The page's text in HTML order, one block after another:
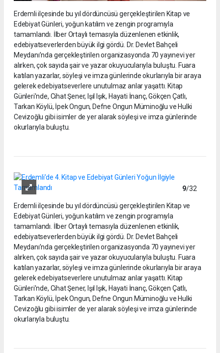
Erdemli ilçesinde bu yıl dördüncüsü gerçekleştirilen Kitap ve
Edebiyat Günleri, yoğun katılım ve zengin programıyla
tamamlandı. İlber Ortaylı temasıyla düzenlenen etkinlik,
edebiyatseverlerden büyük ilgi gördü. Dr. Devlet Bahçeli
Meydanı’nda gerçekleştirilen organizasyonda 70 yayınevi yer
alırken, çok sayıda şair ve yazar okuyucularıyla buluştu. Fuara
katılan yazarlar, söyleşi ve imza günlerinde okurlarıyla bir araya
gelerek edebiyatseverlere unutulmaz anlar yaşattı. Kitap
Günleri’nde, Cihat Şener, Işıl Işık, Hayati İnanç, Gökçen Çatlı,
Tarkan Köylü, İpek Ongun, Defne Ongun Müminoğlu ve Hulki
Cevizoğlu gibi isimler de yer alarak söyleşi ve imza günlerinde
okurlarıyla buluştu.
9/32
Erdemli ilçesinde bu yıl dördüncüsü gerçekleştirilen Kitap ve
Edebiyat Günleri, yoğun katılım ve zengin programıyla
tamamlandı. İlber Ortaylı temasıyla düzenlenen etkinlik,
edebiyatseverlerden büyük ilgi gördü. Dr. Devlet Bahçeli
Meydanı’nda gerçekleştirilen organizasyonda 70 yayınevi yer
alırken, çok sayıda şair ve yazar okuyucularıyla buluştu. Fuara
katılan yazarlar, söyleşi ve imza günlerinde okurlarıyla bir araya
gelerek edebiyatseverlere unutulmaz anlar yaşattı. Kitap
Günleri’nde, Cihat Şener, Işıl Işık, Hayati İnanç, Gökçen Çatlı,
Tarkan Köylü, İpek Ongun, Defne Ongun Müminoğlu ve Hulki
Cevizoğlu gibi isimler de yer alarak söyleşi ve imza günlerinde
okurlarıyla buluştu.